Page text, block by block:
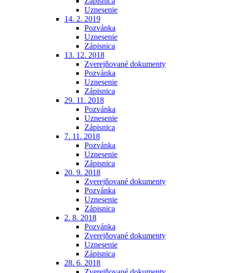
Uznesenie
14. 2. 2019
Pozvánka
Uznesenie
Zápisnica
13. 12. 2018
Zverejňované dokumenty
Pozvánka
Uznesenie
Zápisnica
29. 11. 2018
Pozvánka
Uznesenie
Zápisnica
7. 11. 2018
Pozvánka
Uznesenie
Zápisnica
20. 9. 2018
Zverejňované dokumenty
Pozvánka
Uznesenie
Zápisnica
2. 8. 2018
Pozvánka
Zverejňované dokumenty
Uznesenie
Zápisnica
28. 6. 2018